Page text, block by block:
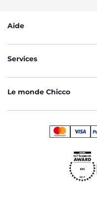
Aide
Services
Le monde Chicco